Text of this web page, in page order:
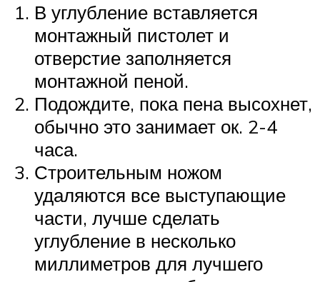
В углубление вставляется
монтажный пистолет и
отверстие заполняется
монтажной пеной.
Подождите, пока пена высохнет,
обычно это занимает ок. 2-4
часа.
Строительным ножом
удаляются все выступающие
части, лучше сделать
углубление в несколько
миллиметров для лучшего